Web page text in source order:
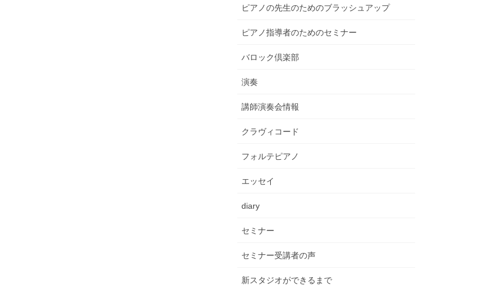
ピアノの先生のためのブラッシュアップ
ピアノ指導者のためのセミナー
バロック倶楽部
演奏
講師演奏会情報
クラヴィコード
フォルテピアノ
エッセイ
diary
セミナー
セミナー受講者の声
新スタジオができるまで